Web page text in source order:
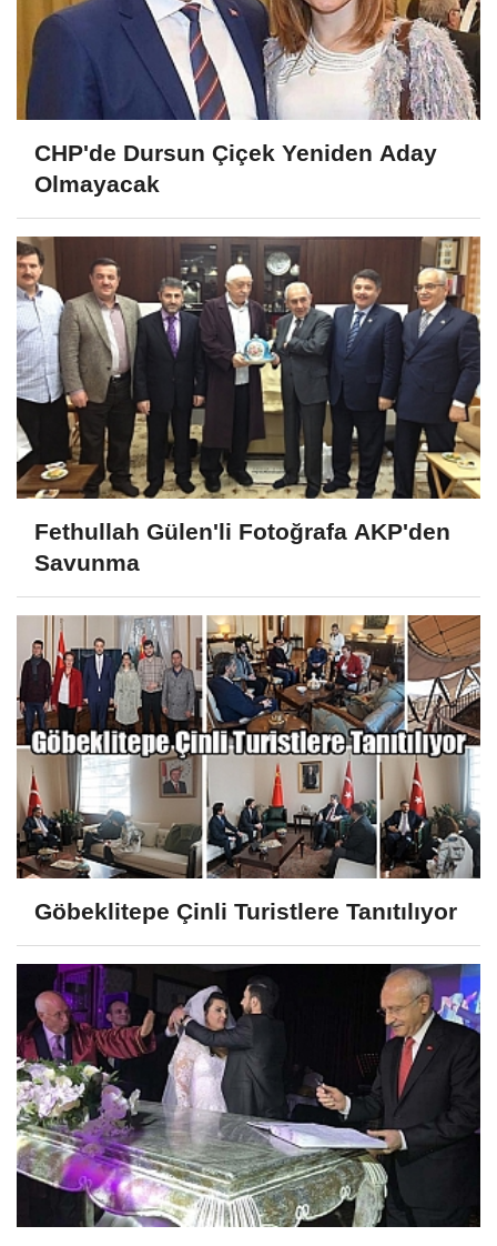
CHP'de Dursun Çiçek Yeniden Aday
Olmayacak
Fethullah Gülen'li Fotoğrafa AKP'den
Savunma
Göbeklitepe Çinli Turistlere Tanıtılıyor